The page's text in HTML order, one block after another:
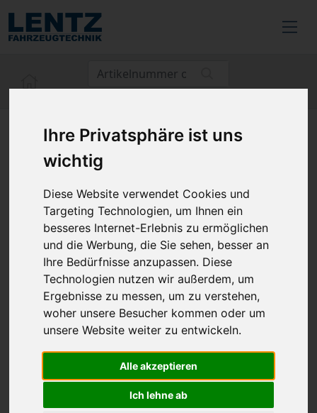
Ihre Privatsphäre ist uns
wichtig
Diese Website verwendet Cookies und
Targeting Technologien, um Ihnen ein
besseres Internet-Erlebnis zu ermöglichen
und die Werbung, die Sie sehen, besser an
Ihre Bedürfnisse anzupassen. Diese
Technologien nutzen wir außerdem, um
Ergebnisse zu messen, um zu verstehen,
woher unsere Besucher kommen oder um
unsere Website weiter zu entwickeln.
Alle akzeptieren
Ich lehne ab
zurück
Philips | Ultinon CANbus
Adapter H4-LED
Artikel-Nr.: 2227554
Hersteller-Nr.: 18960X2